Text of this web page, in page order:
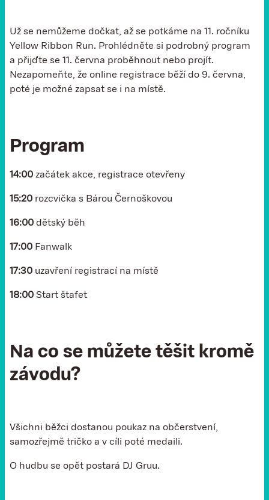
Už se nemůžeme dočkat, až se potkáme na 11. ročníku
Yellow Ribbon Run. Prohlédněte si podrobný program
a přijďte se 11. června proběhnout nebo projít.
Nezapomeňte, že online registrace běží do 9. června,
poté je možné zapsat se i na místě.
Program
14:00 začátek akce, registrace otevřeny
15:20 rozcvička s Bárou Černoškovou
16:00 dětský běh
17:00 Fanwalk
17:30 uzavření registrací na místě
18:00 Start štafet
Na co se můžete těšit kromě
závodu?
Všichni běžci dostanou poukaz na občerstvení,
samozřejmě tričko a v cíli poté medaili.
O hudbu se opět postará DJ Gruu.